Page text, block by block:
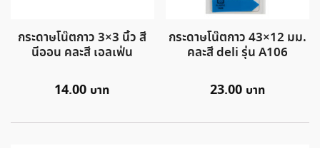
กระดาษโน๊ตกาว 3×3 นิ้ว สี
นีออน คละสี เอลเฟ่น
14.00
กระดาษโน๊ตกาว 43×12 มม.
คละสี deli รุ่น A106
23.00